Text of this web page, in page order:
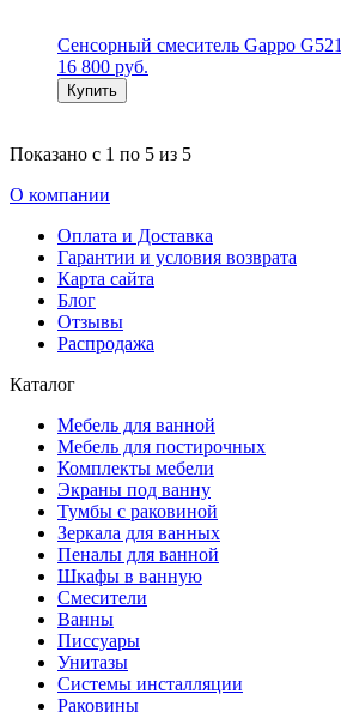
Сенсорный смеситель Gappo G521
16 800 руб.
Купить
Показано с 1 по 5 из 5
О компании
Оплата и Доставка
Гарантии и условия возврата
Карта сайта
Блог
Отзывы
Распродажа
Каталог
Мебель для ванной
Мебель для постирочных
Комплекты мебели
Экраны под ванну
Тумбы с раковиной
Зеркала для ванных
Пеналы для ванной
Шкафы в ванную
Смесители
Ванны
Писсуары
Унитазы
Системы инсталляции
Раковины